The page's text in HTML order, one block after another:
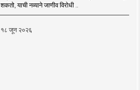
शकतो, याची नव्याने जाणीव विरोधी ..
१८ जून २०२६